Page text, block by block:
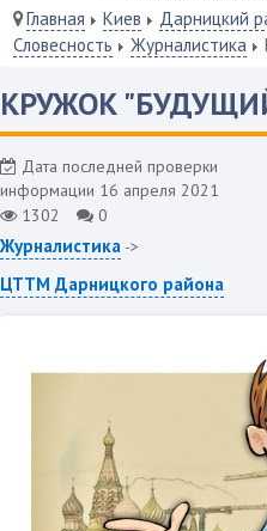
Главная Киев Дарницкий
Словесность
Журналистика
КРУЖОК
Дата последней проверки
информации 16 апреля 2021
1302
0
Журналистика ->
ЦТТМ Дарницкого района